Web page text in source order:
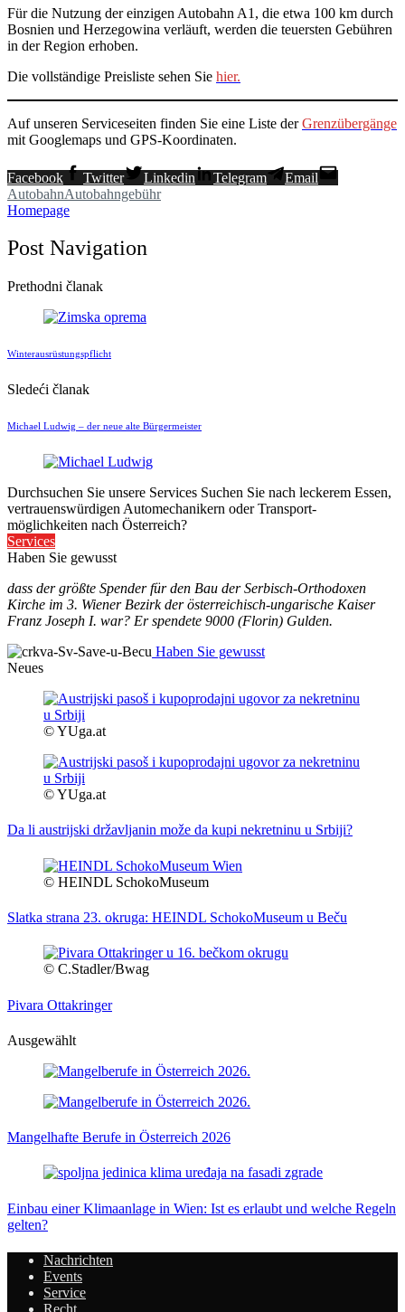
Für die Nutzung der einzigen Autobahn A1, die etwa 100 km durch
Bosnien und Herzegowina verläuft, werden die teuersten Gebühren
in der Region erhoben.
Die vollständige Preisliste sehen Sie hier.
Auf unseren Serviceseiten finden Sie eine Liste derGrenzübergänge
mit Googlemaps und GPS-Koordinaten.
Facebook Twitter Linkedin Telegram
Email
AutobahnAutobahngebühr
Homepage
Post Navigation
Prethodni članak
Winterausrüstungspflicht
Sledeći članak
Michael Ludwig – der neue alte Bürgermeister
Durchsuchen Sie unsere Services Suchen Sie nach leckerem Essen,
vertrauenswürdigen Automechanikern oder Transport-
möglichkeiten nach Österreich?
Services
Haben Sie gewusst
dass der größte Spender für den Bau der Serbisch-Orthodoxen
Kirche im 3. Wiener Bezirk der österreichisch-ungarische Kaiser
Franz Joseph I. war? Er spendete 9000 (Florin) Gulden.
Haben Sie gewusst
Neues
© YUga.at
© YUga.at
Da li austrijski državljanin može da kupi nekretninu u Srbiji?
© HEINDL SchokoMuseum
Slatka strana 23. okruga: HEINDL SchokoMuseum u Beču
© C.Stadler/Bwag
Pivara Ottakringer
Ausgewählt
Mangelhafte Berufe in Österreich 2026
Einbau einer Klimaanlage in Wien: Ist es erlaubt und welche Regeln
gelten?
Nachrichten
Events
Service
Recht